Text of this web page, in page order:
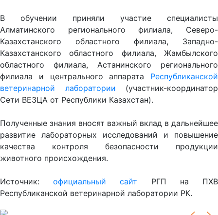
В обучении приняли участие специалисты
Алматинского регионального филиала, Северо-
Казахстанского областного филиала, Западно-
Казахстанского областного филиала, Жамбылского
областного филиала, Астанинского регионального
филиала и центрального аппарата Республиканской
ветеринарной лаборатории (участник-координатор
Сети ВЕЗЦА от Республики Казахстан).
Полученные знания вносят важный вклад в дальнейшее
развитие лабораторных исследований и повышение
качества контроля безопасности продукции
животного происхождения.
Источник:официальный сайт РГП на ПХВ
Республиканской ветеринарной лаборатории РК.